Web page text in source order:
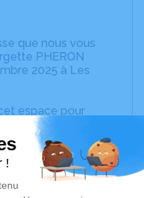
que nous vous
PHERON
2025 à Les
espace pour
des photos
vos pensées
textes. Cet endroit
à honorer la